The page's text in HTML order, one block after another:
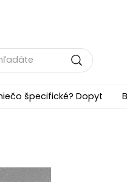
špecifické? Dopyt